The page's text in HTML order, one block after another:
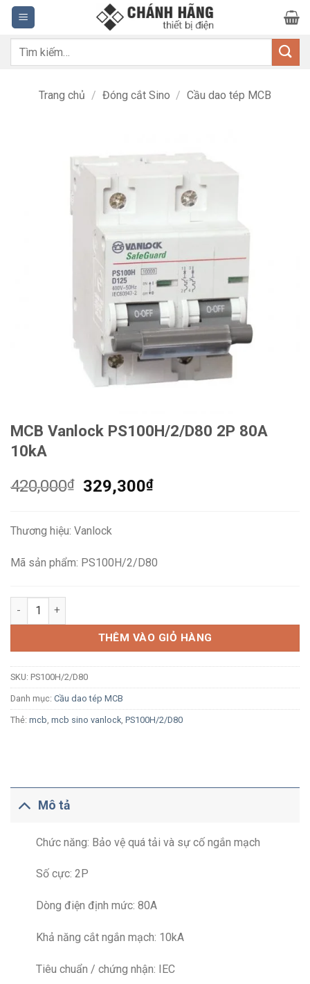
Bỏ
qua
nội
dung
Tìm
Trang chủ / Đóng cắt Sino / Cầu dao tép MCB
MCB Vanlock PS100H/2/D80 2P 80A
10kA
420,000₫
Giá
420,000₫.
329,300₫Giá
Thương hiệu: Vanlock
Mã sản phẩm: PS100H/2/D80
MCB Vanlock PS100H/2/D80 2P 80A 10kA số lượng
THÊM VÀO GIỎ HÀNG
SKU: PS100H/2/D80
Danh mục: Cầu dao tép MCB
Thẻ: mcb mcb sino vanlock PS100H/2/D80
Mô tả
Chức năng: Bảo vệ quá tải và sự cố ngắn mạch
Số cực: 2P
Dòng điện định mức: 80A
Khả năng cắt ngắn mạch: 10kA
Tiêu chuẩn / chứng nhận: IEC